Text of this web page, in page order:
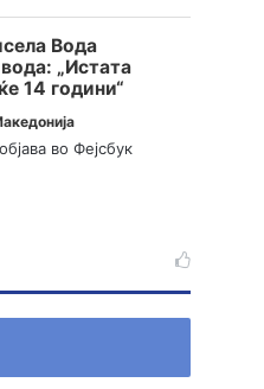
Вода
„Истата
14 години“
во Фејсбук